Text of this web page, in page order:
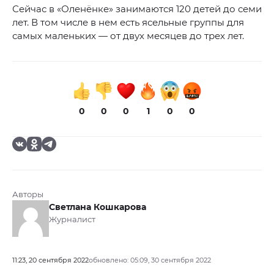
Сейчас в «Оленёнке» занимаются 120 детей до семи
лет. В том числе в нем есть ясельные группы для
самых маленьких — от двух месяцев до трех лет.
0 0 0 1 0 0
Авторы
Светлана Кошкарова
Журналист
11:23, 20 сентября 2022обновлено: 05:09, 30 сентября 2022